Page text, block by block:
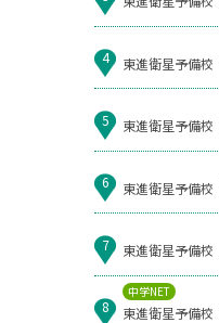
4 東進衛星予備校
5 東進衛星予備校
6 東進衛星予備校
7 東進衛星予備校
中学NET
8 東進衛星予備校